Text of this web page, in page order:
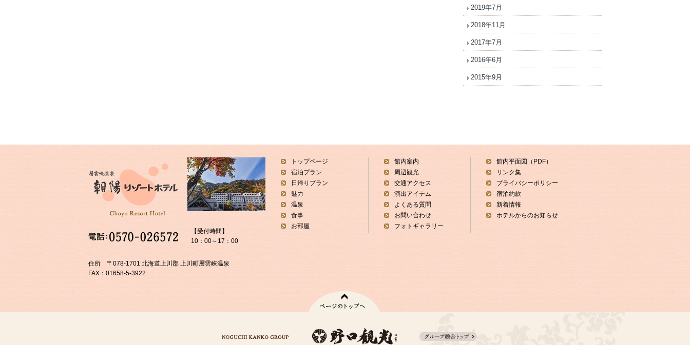
2019年7月
2018年11月
2017年7月
2016年6月
2015年9月
【受付時間】
10：00～17：00
住所 〒078-1701 北海道上川郡 上川町層雲峡温泉
FAX：01658-5-3922
トップページ
宿泊プラン
日帰りプラン
魅力
温泉
食事
お部屋
館内案内
周辺観光
交通アクセス
演出アイテム
よくある質問
お問い合わせ
フォトギャラリー
館内平面図（PDF）
リンク集
プライバシーポリシー
宿泊約款
新着情報
ホテルからのお知らせ